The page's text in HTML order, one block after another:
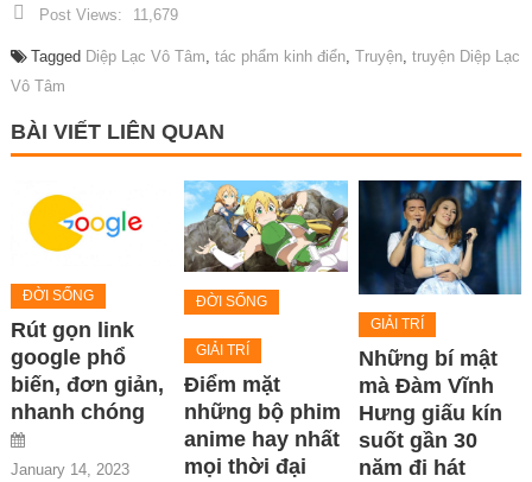
Post Views: 11,679
Tagged Diệp Lạc Vô Tâm tác phẩm kinh điển, Truyện, truyện Diệp Lạc
Vô Tâm
BÀI VIẾT LIÊN QUAN
ĐỜI SỐNG
Rút gọn link
google phổ
biến, đơn giản,
nhanh chóng
January 14, 2023
ĐỜI SỐNG
GIẢI TRÍ
Điểm mặt
những bộ phim
anime hay nhất
mọi thời đại
GIẢI TRÍ
Những bí mật
mà Đàm Vĩnh
Hưng giấu kín
suốt gần 30
năm đi hát